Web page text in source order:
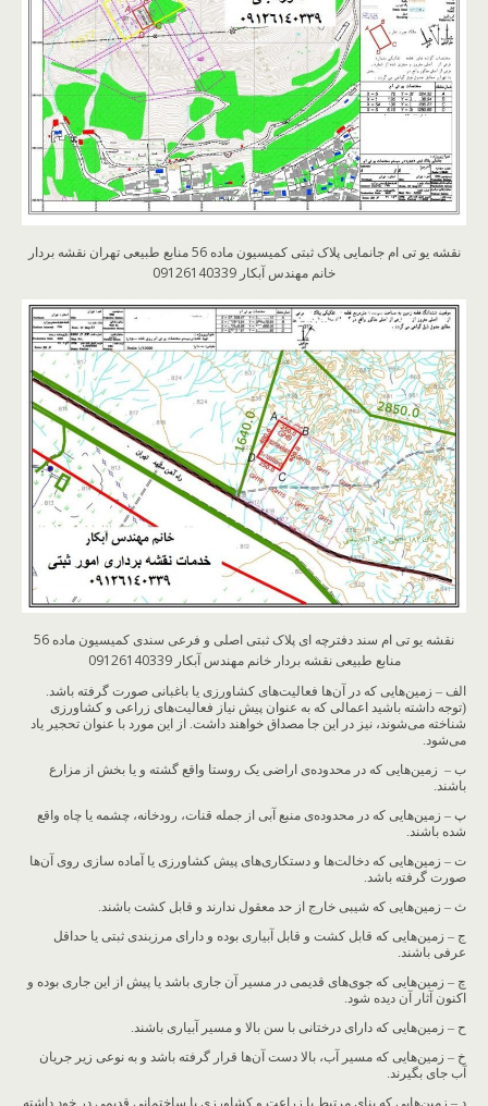
نقشه یو تی ام جانمایی پلاک ثبتی کمیسیون ماده 56 منابع طبیعی تهران نقشه بردار
خانم مهندس آبکار 09126140339
نقشه یو تی ام سند دفترچه ای پلاک ثبتی اصلی و فرعی سندی کمیسیون ماده 56
منابع طبیعی نقشه بردار خانم مهندس آبکار 09126140339
الف – زمین‌هایی که در آن‌ها فعالیت‌های کشاورزی یا باغبانی صورت گرفته باشد.
(توجه داشته باشید اعمالی که به عنوان پیش نیاز فعالیت‌های زراعی و کشاورزی
شناخته می‌شوند، نیز در این جا مصداق خواهند داشت. از این مورد با عنوان تحجیر یاد
می‌شود.
ب – زمین‌هایی که در محدوده‌ی اراضی یک روستا واقع گشته و یا بخش از مزارع
باشند.
پ – زمین‌هایی که در محدوده‌ی منبع آبی از جمله قنات، رودخانه، چشمه یا چاه واقع
شده باشند.
ت – زمین‌هایی که دخالت‌ها و دستکاری‌های پیش کشاورزی یا آماده سازی روی آن‌ها
صورت گرفته باشد.
ث – زمین‌هایی که شیبی خارج از حد معقول ندارند و قابل کشت باشند.
ج – زمین‌هایی که قابل کشت و قابل آبیاری بوده و دارای مرزبندی ثبتی یا حداقل
عرفی باشند.
چ – زمین‌هایی که جوی‌های قدیمی در مسیر آن جاری باشد یا پیش از این جاری بوده و
اکنون آثار آن دیده شود.
ح – زمین‌هایی که دارای درختانی با سن بالا و مسیر آبیاری باشند.
خ – زمین‌هایی که مسیر آب، بالا دست آن‌ها قرار گرفته باشد و به نوعی زیر جریان
آب جای بگیرند.
د – زمین‌هایی که بنای مرتبط با زراعت و کشاورزی یا ساختمانی قدیمی در خود داشته